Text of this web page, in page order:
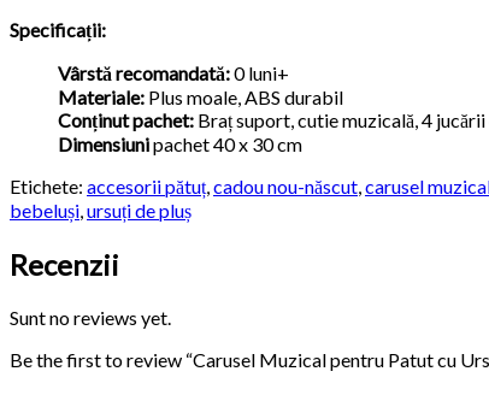
Specificații:
Vârstă recomandată:0 luni+
Materiale: Plus moale, ABS durabil
Conținut pachet: Braț suport, cutie muzicală, 4
Dimensiunipachet 40 x 30 cm
Etichete: accesorii pătuț,cadou nou-născut,carusel
bebeluși,ursuți de pluș
Recenzii
Sunt no reviews yet.
Be the first to review “Carusel Muzical pentru Patut cu